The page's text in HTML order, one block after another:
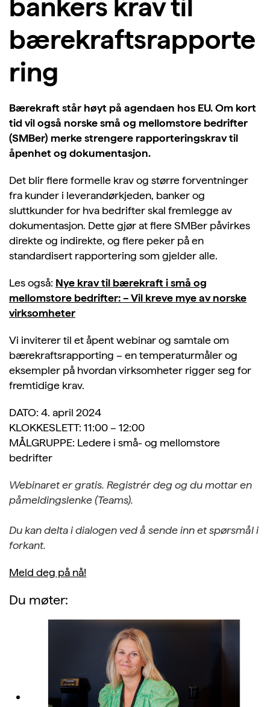
bærekraftsrapporte
ring
Bærekraft står høyt på agendaen hos EU. Om kort
tid vil også norske små og mellomstore bedrifter
(SMBer) merke strengere rapporteringskrav til
åpenhet og dokumentasjon.
Det blir flere formelle krav og større forventninger
fra kunder i leverandørkjeden, banker og
sluttkunder for hva bedrifter skal fremlegge av
dokumentasjon. Dette gjør at flere SMBer påvirkes
direkte og indirekte, og flere peker på en
standardisert rapportering som gjelder alle.
Les også: Nye krav til bærekraft i små og
mellomstore bedrifter: – Vil kreve mye av norske
virksomheter
Vi inviterer til et åpent webinar og samtale om
bærekraftsrapporting – en temperaturmåler og
eksempler på hvordan virksomheter rigger seg for
fremtidige krav.
DATO: 4. april 2024
KLOKKESLETT: 11:00 – 12:00
MÅLGRUPPE: Ledere i små- og mellomstore
bedrifter
Webinaret er gratis. Registrér deg og du mottar en
påmeldingslenke (Teams).
Du kan delta i dialogen ved å sende inn et spørsmål i
forkant.
Meld deg på nå!
Du møter: